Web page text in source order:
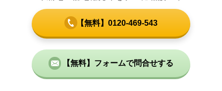
【無料】0120-469-543
【無料】フォームで問合せする